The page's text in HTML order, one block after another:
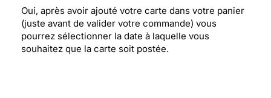
Oui, après avoir ajouté votre carte dans votre panier
(juste avant de valider votre commande) vous
pourrez sélectionner la date à laquelle vous
souhaitez que la carte soit postée.